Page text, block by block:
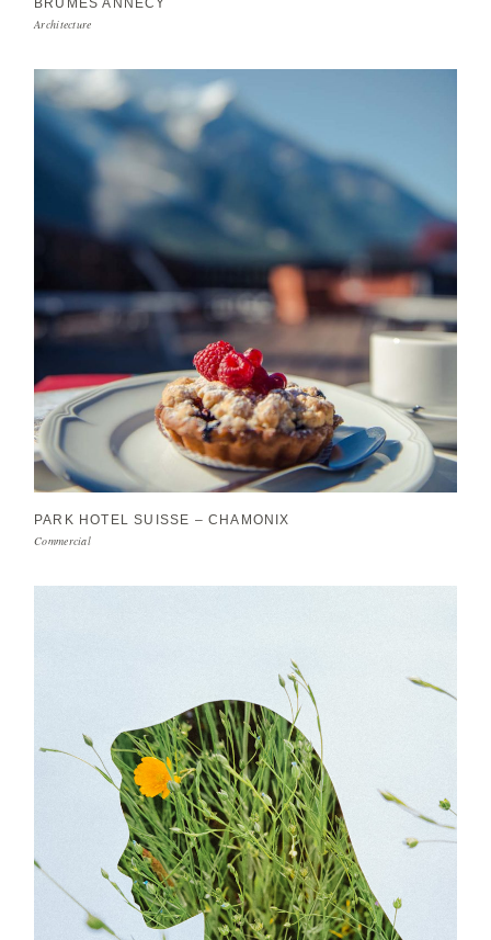
Architecture
PARK HOTEL SUISSE – CHAMONIX
Commercial